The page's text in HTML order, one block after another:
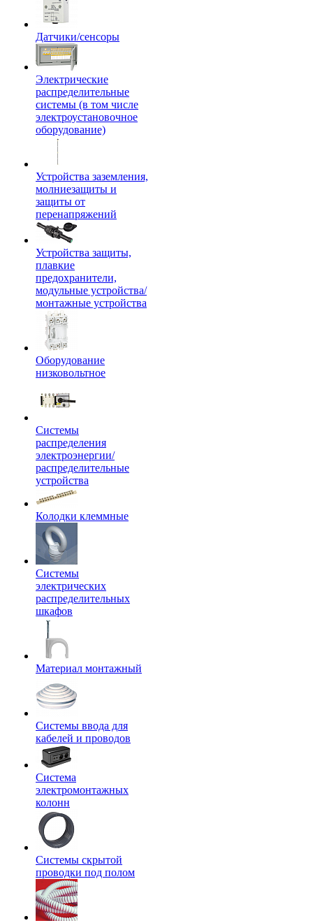
Датчики/сенсоры
Электрические
распределительные
системы (в том числе
электроустановочное
оборудование)
Устройства заземления,
молниезащиты и
защиты от
перенапряжений
Устройства защиты,
плавкие
предохранители,
модульные устройства/
монтажные устройства
Оборудование
низковольтное
Системы
распределения
электроэнергии/
распределительные
устройства
Колодки клеммные
Системы
электрических
распределительных
шкафов
Материал монтажный
Системы ввода для
кабелей и проводов
Система
электромонтажных
колонн
Системы скрытой
проводки под полом